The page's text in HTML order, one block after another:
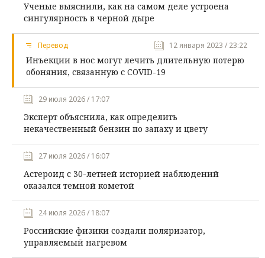
Ученые выяснили, как на самом деле устроена
сингулярность в черной дыре
Перевод 12 января 2023 / 23:22
Инъекции в нос могут лечить длительную потерю
обоняния, связанную с COVID-19
29 июля 2026 / 17:07
Эксперт объяснила, как определить
некачественный бензин по запаху и цвету
27 июля 2026 / 16:07
Астероид с 30-летней историей наблюдений
оказался темной кометой
24 июля 2026 / 18:07
Российские физики создали поляризатор,
управляемый нагревом